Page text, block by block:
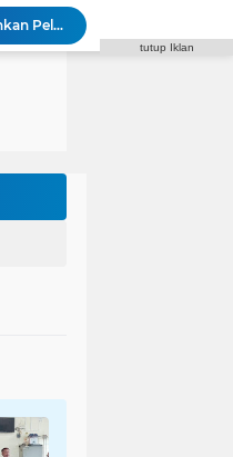
Polres Padang Lawas Utara Resmi Berdiri, Kapolda Sumut Tekankan Pelayanan Humanis dan Penambahan Personel
Satres Narkoba Polres Asahan Amankan Pria Pengedar Sabu, Sita 19,60 Gram Barang Bukti
tutup Iklan